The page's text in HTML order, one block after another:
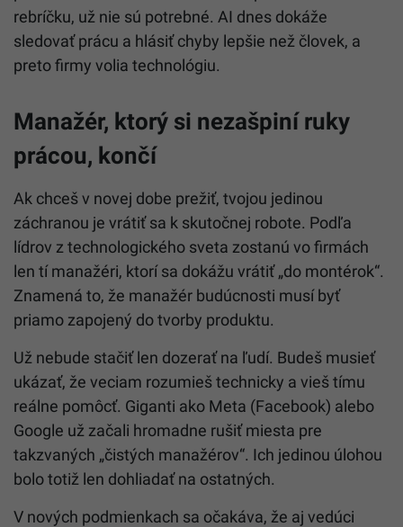
rebríčku, už nie sú potrebné. AI dnes dokáže
sledovať prácu a hlásiť chyby lepšie než človek, a
preto firmy volia technológiu.
Manažér, ktorý si nezašpiní ruky
prácou, končí
Ak chceš v novej dobe prežiť, tvojou jedinou
záchranou je vrátiť sa k skutočnej robote. Podľa
lídrov z technologického sveta zostanú vo firmách
len tí manažéri, ktorí sa dokážu vrátiť „do montérok“.
Znamená to, že manažér budúcnosti musí byť
priamo zapojený do tvorby produktu.
Už nebude stačiť len dozerať na ľudí. Budeš musieť
ukázať, že veciam rozumieš technicky a vieš tímu
reálne pomôcť. Giganti ako Meta (Facebook) alebo
Google už začali hromadne rušiť miesta pre
takzvaných „čistých manažérov“. Ich jedinou úlohou
bolo totiž len dohliadať na ostatných.
V nových podmienkach sa očakáva, že aj vedúci